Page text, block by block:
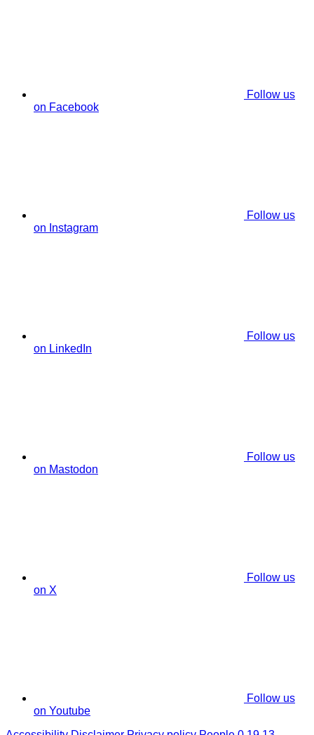
Follow us
on Facebook
Follow us
on Instagram
Follow us
on LinkedIn
Follow us
on Mastodon
Follow us
on X
Follow us
on Youtube